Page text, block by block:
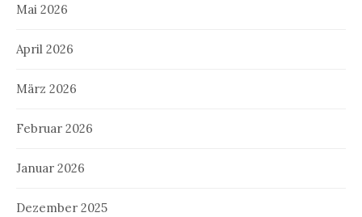
Mai 2026
April 2026
März 2026
Februar 2026
Januar 2026
Dezember 2025